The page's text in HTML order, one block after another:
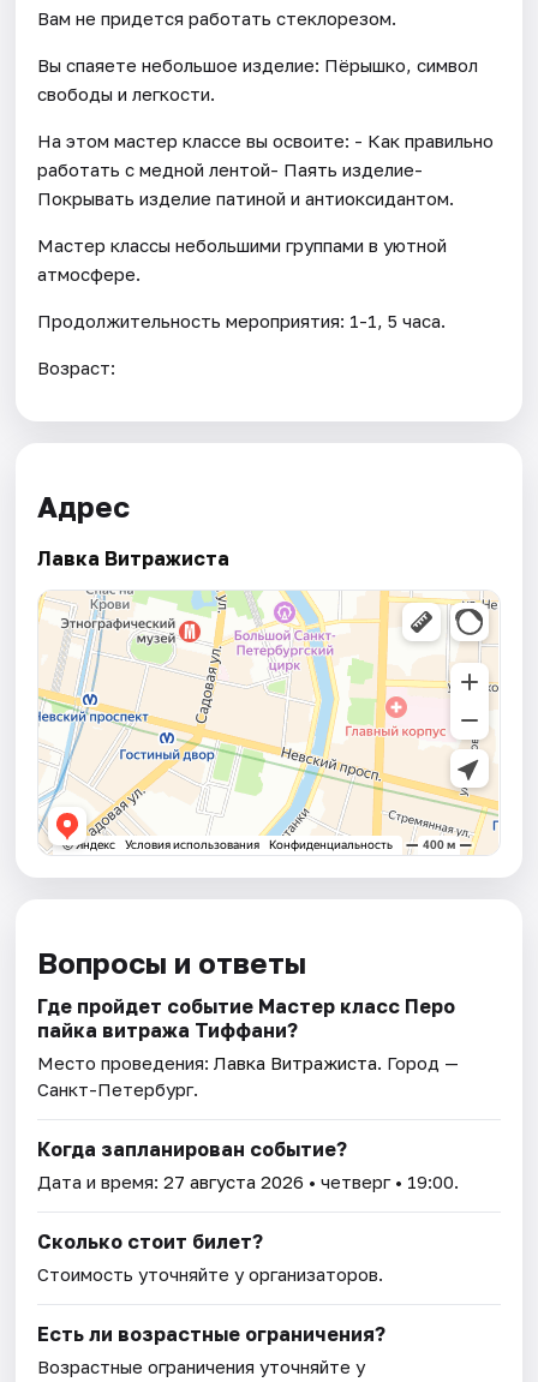
Вам не придется работать стеклорезом.
Вы спаяете небольшое изделие: Пёрышко, символ
свободы и легкости.
На этом мастер классе вы освоите: - Как правильно
работать с медной лентой- Паять изделие-
Покрывать изделие патиной и антиоксидантом.
Мастер классы небольшими группами в уютной
атмосфере.
Продолжительность мероприятия: 1-1, 5 часа.
Возраст:
Адрес
Лавка Витражиста
Вопросы и ответы
Где пройдет событие Мастер класс Перо
пайка витража Тиффани?
Место проведения:Лавка Витражиста. Город —
Санкт-Петербург.
Когда запланирован событие?
Дата и время:27 августа 2026 • четверг • 19:00.
Сколько стоит билет?
Стоимость уточняйте у организаторов.
Есть ли возрастные ограничения?
Возрастные ограничения уточняйте у